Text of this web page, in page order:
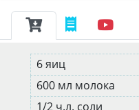
6 яиц
600 мл молока
1/2 ч.л. соли